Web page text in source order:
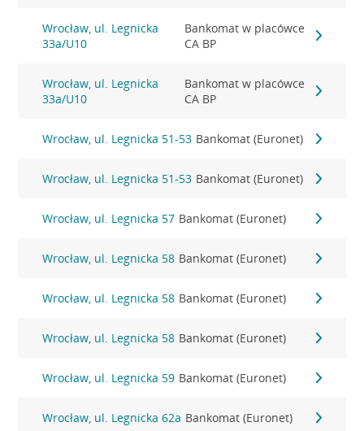
Wrocław, ul. Legnicka
33a/U10
Bankomat w placówce
CA BP
Wrocław, ul. Legnicka
33a/U10
Bankomat w placówce
CA BP
Wrocław, ul. Legnicka 51-53 Bankomat (Euronet)
Wrocław, ul. Legnicka 51-53 Bankomat (Euronet)
Wrocław, ul. Legnicka 57 Bankomat (Euronet)
Wrocław, ul. Legnicka 58 Bankomat (Euronet)
Wrocław, ul. Legnicka 58 Bankomat (Euronet)
Wrocław, ul. Legnicka 58 Bankomat (Euronet)
Wrocław, ul. Legnicka 59 Bankomat (Euronet)
Wrocław, ul. Legnicka 62a Bankomat (Euronet)